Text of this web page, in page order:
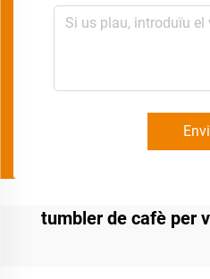
tumbler de cafè per